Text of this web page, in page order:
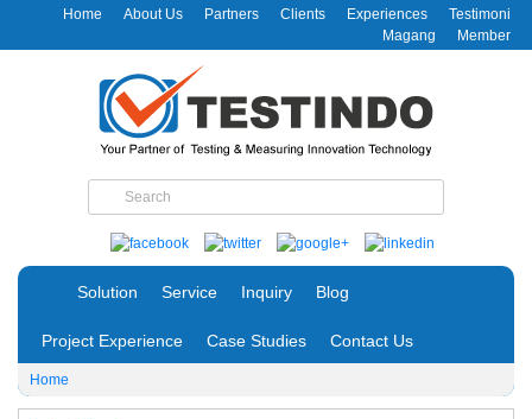
Home About Us Partners Clients Experiences
Testimoni
Magang
Member
Solution Service Inquiry Blog
Project Experience Case Studies Contact Us
Home